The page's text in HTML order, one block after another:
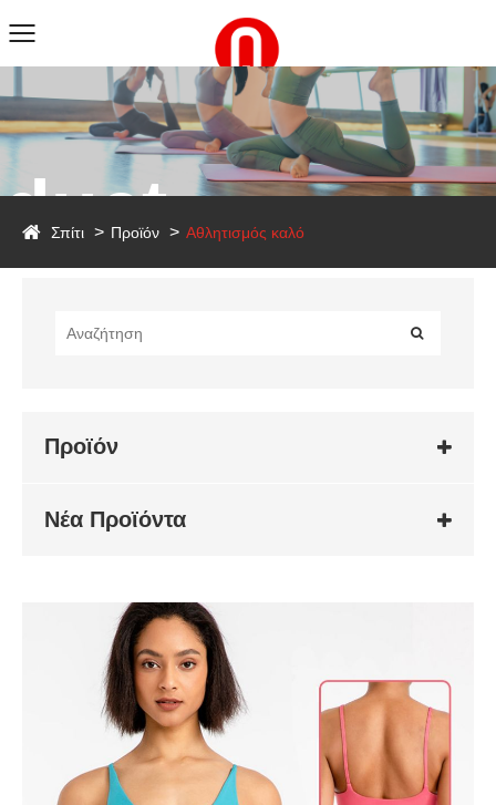
Σπίτι Προϊόν Αθλητισμός καλό
Προϊόν
Νέα Προϊόντα